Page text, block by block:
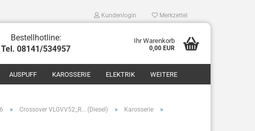
Kundenlogin Merkzettel
Bestellhotline:
Tel. 08141/534957
Ihr Warenkorb
0,00 EUR
AUSPUFF KAROSSERIE ELEKTRIK WEITERE
» Crossover VLGVV52_R... (Diesel) » Karosserie »